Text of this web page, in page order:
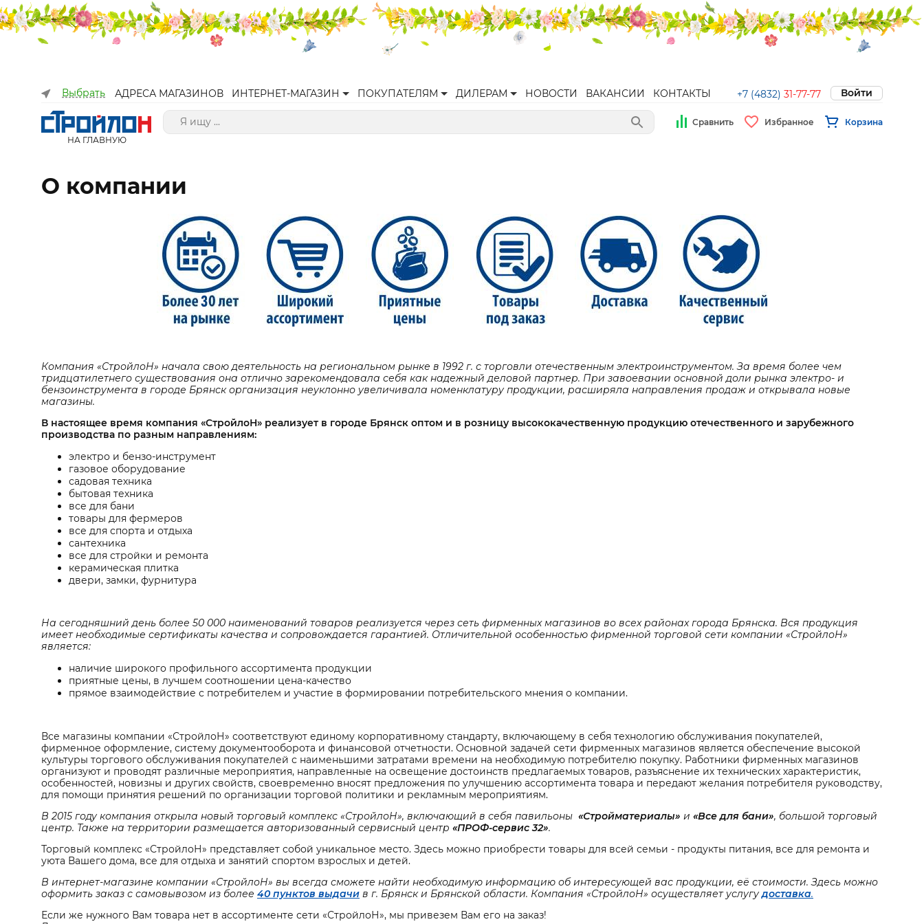
Выбрать АДРЕСА МАГАЗИНОВ ИНТЕРНЕТ-МАГАЗИН ПОКУПАТЕЛЯМ ДИЛЕРАМ НОВОСТИ ВАКАНСИИ КОНТАКТЫ +7 (4832) 31-77-77 Войти
НА ГЛАВНУЮ
Сравнить Избранное Корзина
О компании
Компания «СтройлоН» начала свою деятельность на региональном рынке в 1992 г. с торговли отечественным электроинструментом. За время более чем
тридцатилетнего существования она отлично зарекомендовала себя как надежный деловой партнер. При завоевании основной доли рынка электро- и
бензоинструмента в городе Брянск организация неуклонно увеличивала номенклатуру продукции, расширяла направления продаж и открывала новые
магазины.
В настоящее время компания «СтройлоН» реализует в городе Брянск оптом и в розницу высококачественную продукцию отечественного и зарубежного
производства по разным направлениям:
электро и бензо-инструмент
газовое оборудование
садовая техника
бытовая техника
все для бани
товары для фермеров
все для спорта и отдыха
сантехника
все для стройки и ремонта
керамическая плитка
двери, замки, фурнитура
На сегодняшний день более 50 000 наименований товаров реализуется через сеть фирменных магазинов во всех районах города Брянска. Вся продукция
имеет необходимые сертификаты качества и сопровождается гарантией. Отличительной особенностью фирменной торговой сети компании «СтройлоН»
является:
наличие широкого профильного ассортимента продукции
приятные цены, в лучшем соотношении цена-качество
прямое взаимодействие с потребителем и участие в формировании потребительского мнения о компании.
Все магазины компании «СтройлоН» соответствуют единому корпоративному стандарту, включающему в себя технологию обслуживания покупателей,
фирменное оформление, систему документооборота и финансовой отчетности. Основной задачей сети фирменных магазинов является обеспечение высокой
культуры торгового обслуживания покупателей с наименьшими затратами времени на необходимую потребителю покупку. Работники фирменных магазинов
организуют и проводят различные мероприятия, направленные на освещение достоинств предлагаемых товаров, разъяснение их технических характеристик,
особенностей, новизны и других свойств, своевременно вносят предложения по улучшению ассортимента товара и передают желания потребителя руководству,
для помощи принятия решений по организации торговой политики и рекламным мероприятиям.
В 2015 году компания открыла новый торговый комплекс «СтройлоН», включающий в себя павильоны «Стройматериалы» и «Все для бани», большой торговый
центр. Также на территории размещается авторизованный сервисный центр «ПРОФ-сервис 32».
Торговый комплекс «СтройлоН» представляет собой уникальное место. Здесь можно приобрести товары для всей семьи - продукты питания, все для ремонта и
уюта Вашего дома, все для отдыха и занятий спортом взрослых и детей.
В интернет-магазине компании «СтройлоН» вы всегда сможете найти необходимую информацию об интересующей вас продукции, её стоимости. Здесь можно
оформить заказ с самовывозом из более 40 пунктов выдачи в г. Брянск и Брянской области. Компания «СтройлоН» осуществляет услугудоставка.
Если же нужного Вам товара нет в ассортименте сети «СтройлоН», мы привезем Вам его на заказ!